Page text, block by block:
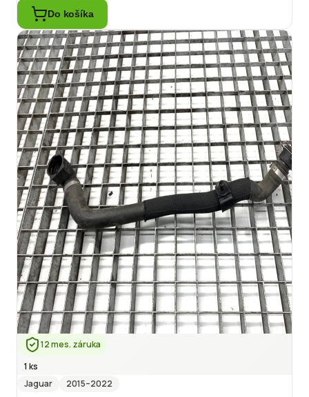
Do košíka
12 mes. záruka
1 ks
Jaguar
2015–2022